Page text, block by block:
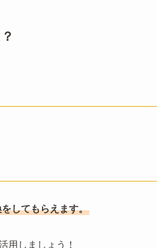
してもらえます。
用しましょう！